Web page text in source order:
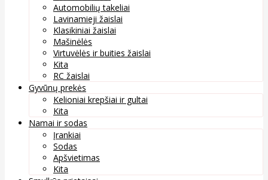
Automobilių takeliai
Lavinamieji žaislai
Klasikiniai žaislai
Mašinėlės
Virtuvėlės ir buities žaislai
Kita
RC žaislai
Gyvūnų prekės
Kelioniai krepšiai ir gultai
Kita
Namai ir sodas
Įrankiai
Sodas
Apšvietimas
Kita